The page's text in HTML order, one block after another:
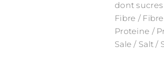
dont sucres
Fibre /
Proteine /
Sale / Salt /